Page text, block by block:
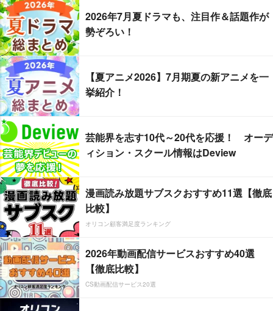
2026年7月夏ドラマも、注目作＆話題作が
勢ぞろい！
【夏アニメ2026】7月期夏の新アニメを一
挙紹介！
芸能界を志す10代～20代を応援！ オーデ
ィション・スクール情報はDeview
漫画読み放題サブスクおすすめ11選【徹底
比較】
オリコン顧客満足度ランキング
2026年動画配信サービスおすすめ40選
【徹底比較】
CS動画配信サービス20選